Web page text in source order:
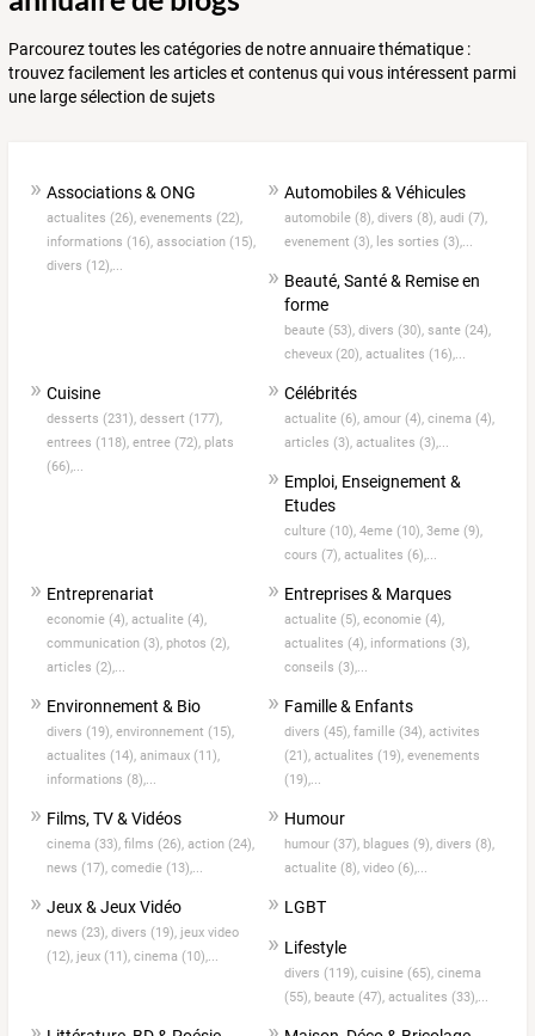
Parcourez toutes les catégories de notre annuaire thématique :
trouvez facilement les articles et contenus qui vous intéressent parmi
une large sélection de sujets
Associations & ONG
actualites (26),evenements (22),
informations (16),association (15),
divers (12),...
Automobiles & Véhicules
automobile (8), divers (8), audi (7),
evenement (3), les sorties (3),...
Beauté, Santé & Remise en
forme
beaute (53), divers (30), sante (24),
cheveux (20), actualites (16),...
Cuisine
desserts (231),dessert (177),
entrees (118),entree (72), plats
(66),...
Célébrités
actualite (6), amour (4), cinema (4),
articles (3), actualites (3),...
Emploi, Enseignement &
Etudes
culture (10), 4eme (10), 3eme (9),
cours (7), actualites (6),...
Entreprenariat
economie (4),actualite (4),
communication (3), photos (2),
articles (2),...
Entreprises & Marques
actualite (5), economie (4),
actualites (4), informations (3),
conseils (3),...
Environnement & Bio
divers (19),environnement (15),
actualites (14),animaux (11),
informations (8),...
Famille & Enfants
divers (45), famille (34), activites
(21), actualites (19), evenements
(19),...
Films, TV & Vidéos
cinema (33),films (26),action (24),
news (17),comedie (13),...
Humour
humour (37), blagues (9), divers (8),
actualite (8), video (6),...
Jeux & Jeux Vidéo
news (23),divers (19), jeux video
(12), jeux (11),cinema (10),...
LGBT
Lifestyle
divers (119), cuisine (65), cinema
(55), beaute (47), actualites (33),...